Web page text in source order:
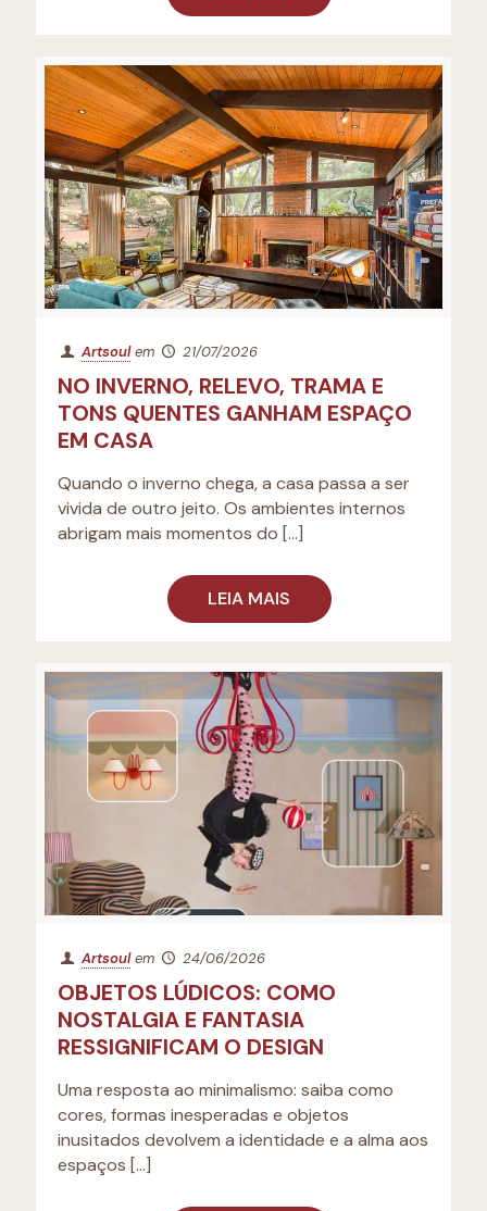
Artsoul em 21/07/2026
NO INVERNO, RELEVO, TRAMA E
TONS QUENTES GANHAM ESPAÇO
EM CASA
Quando o inverno chega, a casa passa a ser
vivida de outro jeito. Os ambientes internos
abrigam mais momentos do […]
LEIA MAIS
Artsoul em 24/06/2026
OBJETOS LÚDICOS: COMO
NOSTALGIA E FANTASIA
RESSIGNIFICAM O DESIGN
Uma resposta ao minimalismo: saiba como
cores, formas inesperadas e objetos
inusitados devolvem a identidade e a alma aos
espaços […]